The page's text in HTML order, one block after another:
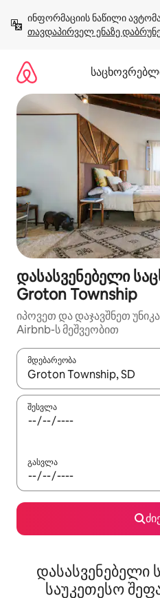
გადასვლა
თავდაპირველ ენაზე
დასასვენებელი
Groton Township
იპოვეთ და დაჯავშნეთ
Airbnb-ს მეშვეობით
მდებარეობა
როცა შედეგები
შესვლა
გასვლა
დასასვენებელი
საუკეთესო